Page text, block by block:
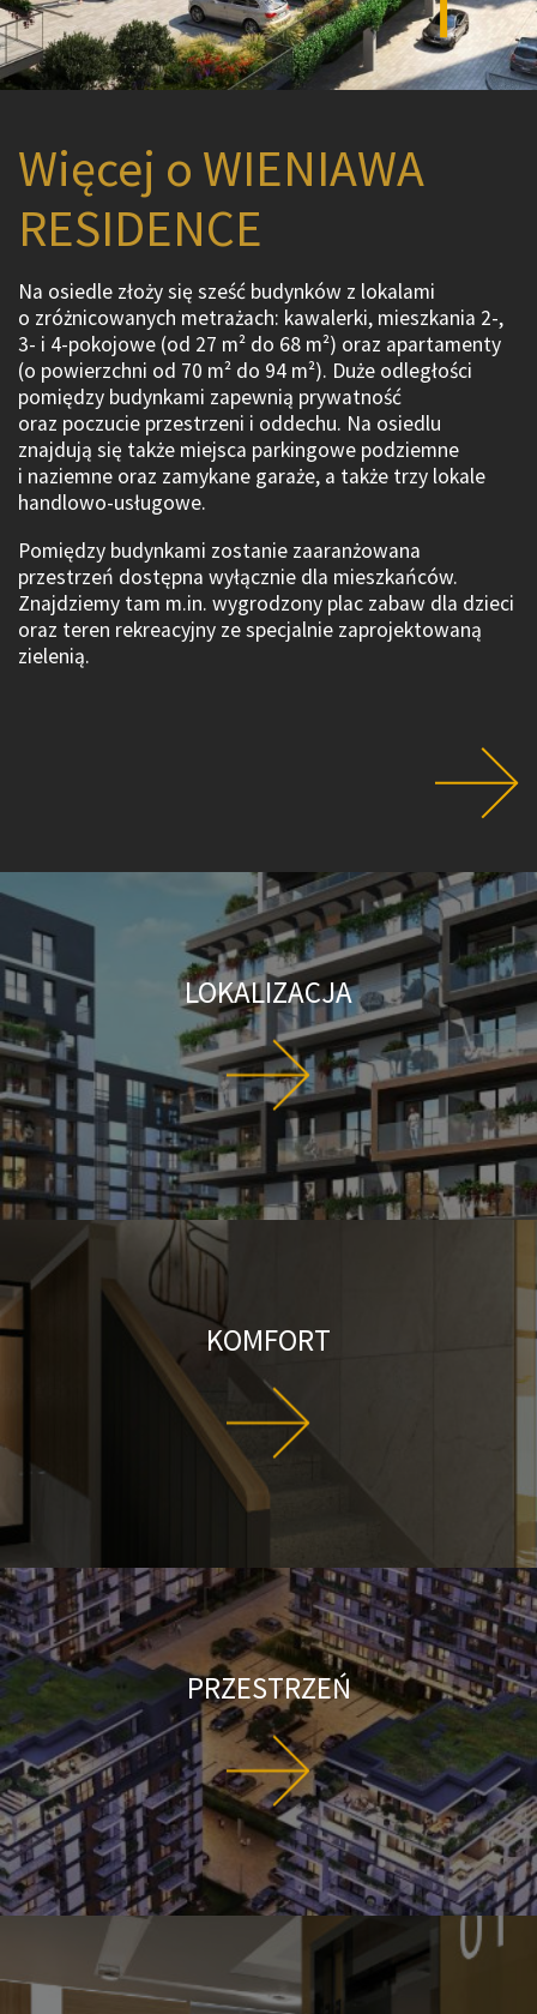
Więcej o WIENIAWA
RESIDENCE
Na osiedle złoży się sześć budynków z lokalami
o zróżnicowanych metrażach: kawalerki, mieszkania 2-,
3- i 4-pokojowe (od 27 m² do 68 m²) oraz apartamenty
(o powierzchni od 70 m² do 94 m²). Duże odległości
pomiędzy budynkami zapewnią prywatność
oraz poczucie przestrzeni i oddechu. Na osiedlu
znajdują się także miejsca parkingowe podziemne
i naziemne oraz zamykane garaże, a także trzy lokale
handlowo-usługowe.
Pomiędzy budynkami zostanie zaaranżowana
przestrzeń dostępna wyłącznie dla mieszkańców.
Znajdziemy tam m.in. wygrodzony plac zabaw dla dzieci
oraz teren rekreacyjny ze specjalnie zaprojektowaną
zielenią.
LOKALIZACJA
KOMFORT
PRZESTRZEŃ